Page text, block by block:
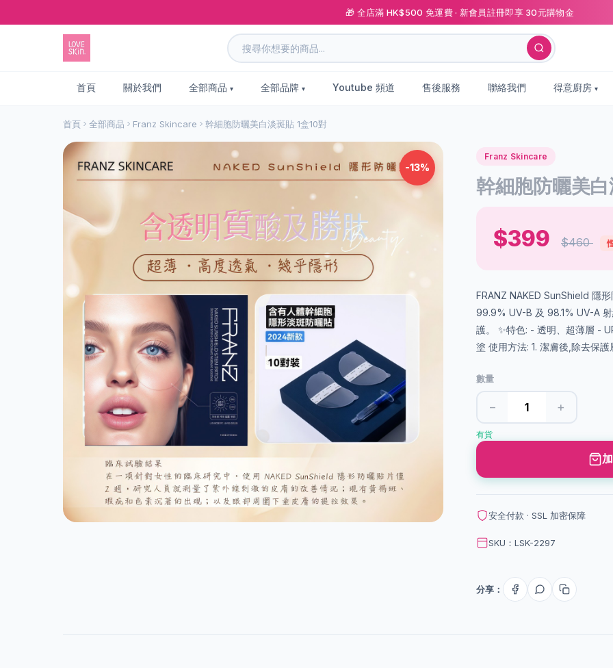
🎁 全店滿 HK$500 免運費 · 新會員註冊即享 30元購物金
首頁 關於我們 全部商品 全部品牌 Youtube 頻道 售後服務 聯絡我們 得意廚房
首頁 全部商品 Franz Skincare 幹細胞防曬美白淡斑貼 1盒10對
-13%
Franz Skincare
幹細胞防曬美
$399 $460
FRANZ NAKED SunShield 隱
99.9% UV-B 及 98.1% UV-A
護。 ✨特色: - 透明、超薄層 -
塗 使用方法: 1. 潔膚後,除去保
數量
− +
有貨
安全付款 · SSL 加密保障
SKU：LSK-2297
分享：